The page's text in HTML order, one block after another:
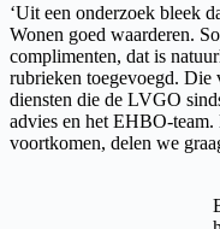
‘Uit een onderzoek bleek
Wonen goed waarderen.
complimenten, dat is
rubrieken toegevoegd. Die
diensten die de LVGO
advies en het EHBO-
voortkomen, delen we